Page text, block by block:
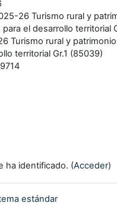
26 Turismo rural y
el desarrollo territorial
Turismo rural y
territorial Gr.1 (85039)
9714
ha identificado. (Acceder)
estándar